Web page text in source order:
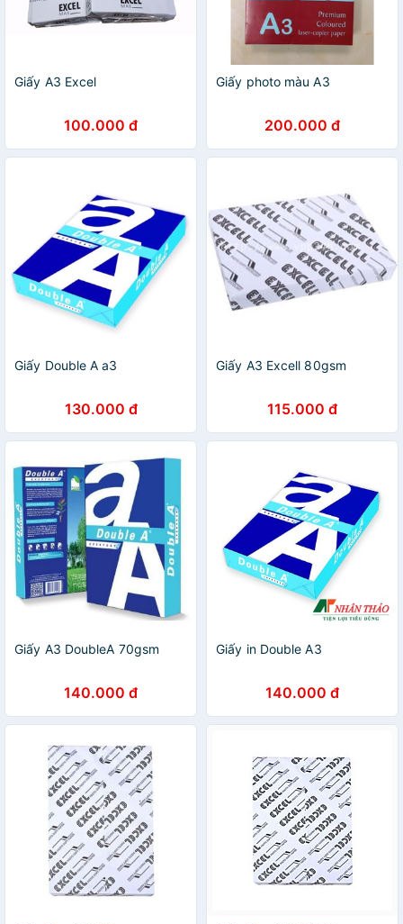
Giấy A3 Excel
100.000 đ
Giấy photo màu A3
200.000 đ
Giấy Double A a3
130.000 đ
Giấy A3 Excell 80gsm
115.000 đ
Giấy A3 DoubleA 70gsm
140.000 đ
Giấy in Double A3
140.000 đ